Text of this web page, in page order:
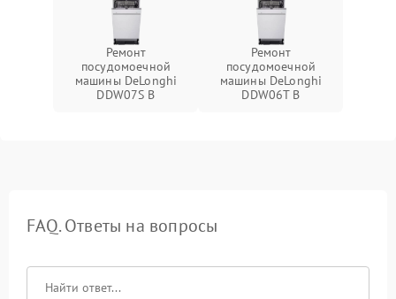
Ремонт
посудомоечной
машины DeLonghi
DDW07S B
Ремонт
посудомоечной
машины DeLonghi
DDW06T B
FAQ. Ответы на вопросы